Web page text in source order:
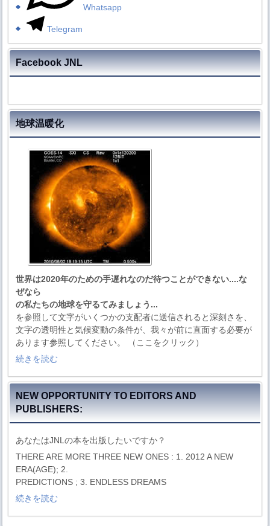
Whatsapp
Telegram
Facebook JNL
地球温暖化
世界は2020年のための手遅れなのだ待つことができない....な
ぜなら
の私たちの地球を守るてみましょう...
を参照して文字がいくつかの支配者に送信されると深刻さを、
文字の透明性と気候変動の条件が、我々が前に直面する必要が
あります参照してください。 （ここをクリック）
続きを読む
NEW OPPORTUNITY TO EDITORS AND
PUBLISHERS:
あなたはJNLの本を出版したいですか？
THERE ARE MORE THREE NEW ONES : 1. 2012 A NEW
ERA(AGE); 2.
PREDICTIONS ; 3. ENDLESS DREAMS
続きを読む